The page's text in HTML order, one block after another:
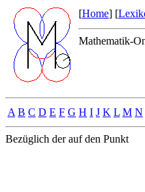
[Home] [
Mathematik-
A B C D E F G H I J K L M N
Bezüglich der auf den Punkt